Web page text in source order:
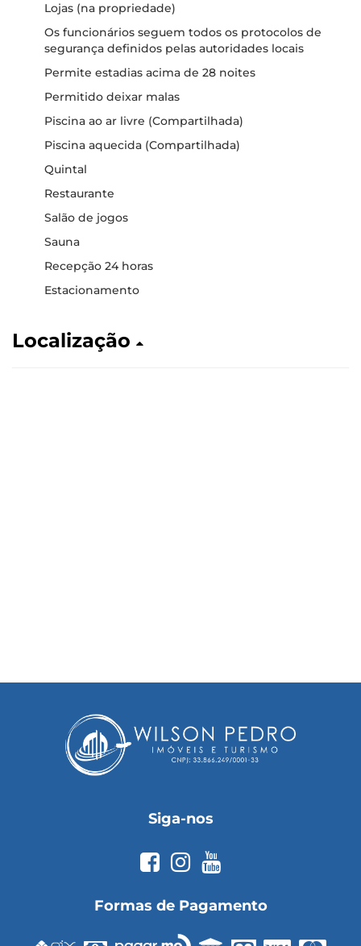
Lojas (na propriedade)
Os funcionários seguem todos os protocolos de
segurança definidos pelas autoridades locais
Permite estadias acima de 28 noites
Permitido deixar malas
Piscina ao ar livre (Compartilhada)
Piscina aquecida (Compartilhada)
Quintal
Restaurante
Salão de jogos
Sauna
Recepção 24 horas
Estacionamento
Localização
Siga-nos
Formas de Pagamento